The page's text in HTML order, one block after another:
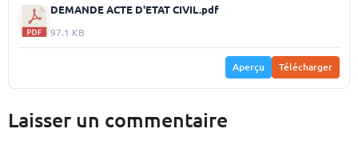
DEMANDE ACTE D'ETAT CIVIL.pdf
97.1 KB
Aperçu Télécharger
Laisser un commentaire